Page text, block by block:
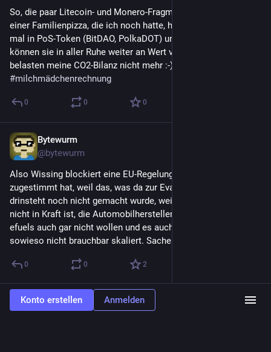
So, die paar Litecoin- und Monero-Fragmente im Gesamtwert
einer Familienpizza, die ich noch hatte, habe ich dann endlich
mal in PoS-Token (BitDAO, PolkaDOT) umgetauscht. Jetzt
können sie in aller Ruhe weiter an Wert verlieren, aber
#milchmädchenrechnung
0 0 0
Bytewurm
@bytewurm
Also Wissing blockiert eine EU-Regelung, der er vorab schon
zugestimmt hat, weil das, was da zur Evaluierung von efuels
drinsteht noch nicht gemacht wurde, weil die Regelung noch
nicht in Kraft ist, die Automobilhersteller (außer Porsche)
efuels auch gar nicht wollen und es auch Stand Technik heute
sowieso nicht brauchbar skaliert. Sachen gibts …
0 0 2
3. Feb. 2023*
Bytewurm
Konto erstellen Anmelden